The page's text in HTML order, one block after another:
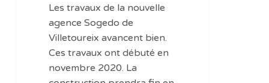
Les travaux de la nouvelle
agence Sogedo de
Villetoureix avancent bien.
Ces travaux ont débuté en
novembre 2020. La